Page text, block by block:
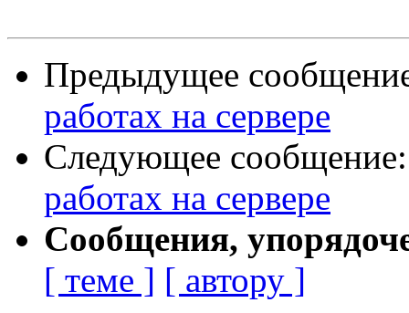
Предыдущее
работах на сервере
Следующее
работах на сервере
Сообщения,
[ теме ] [ автору ]